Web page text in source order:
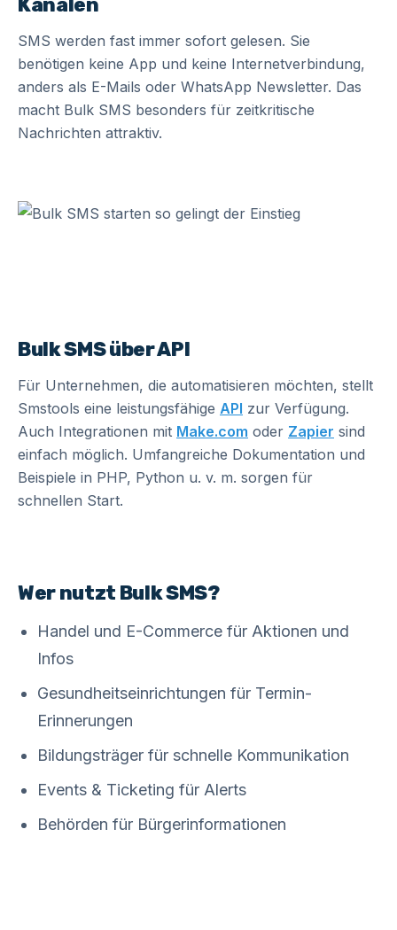
Kanälen
SMS werden fast immer sofort gelesen. Sie
benötigen keine App und keine Internetverbindung,
anders als E-Mails oder WhatsApp Newsletter. Das
macht Bulk SMS besonders für zeitkritische
Nachrichten attraktiv.
Bulk SMS über API
Für Unternehmen, die automatisieren möchten, stellt
Smstools eine leistungsfähige API zur Verfügung.
Auch Integrationen mit Make.com oder Zapier sind
einfach möglich. Umfangreiche Dokumentation und
Beispiele in PHP, Python u. v. m. sorgen für
schnellen Start.
Wer nutzt Bulk SMS?
Handel und E-Commerce für Aktionen und
Infos
Gesundheitseinrichtungen für Termin-
Erinnerungen
Bildungsträger für schnelle Kommunikation
Events & Ticketing für Alerts
Behörden für Bürgerinformationen